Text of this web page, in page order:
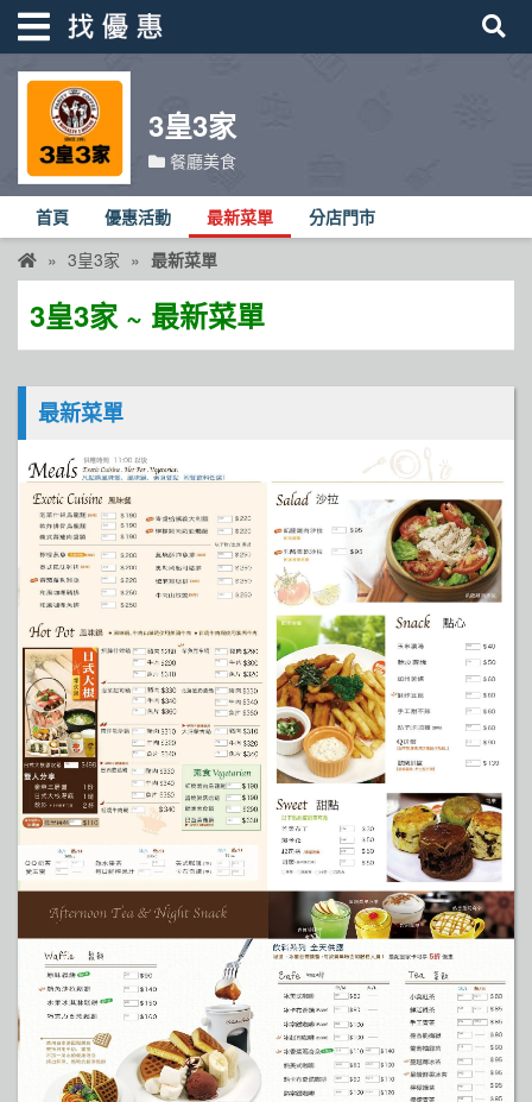
3皇3家
餐廳美食
首頁 優惠活動 最新菜單 分店門市
3皇3家 最新菜單
3皇3家 ~ 最新菜單
最新菜單
找優惠
首頁
優惠活動
折價卷
線上DM
品牌總覽